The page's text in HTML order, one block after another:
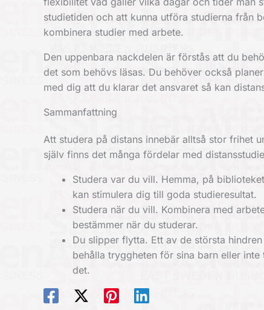
studietiden och att kunna utföra studierna från
kombinera studier med arbete.
Den uppenbara nackdelen är förstås att du
det som behövs läsas. Du behöver också
med dig att du klarar det ansvaret så kan
Sammanfattning
Att studera på distans innebär alltså stor frihet
själv finns det många fördelar med
Studera var du vill. Hemma, på
kan stimulera dig till goda studieresultat.
Studera när du vill. Kombinera med
bestämmer när du studerar.
Du slipper flytta. Ett av de största
behålla tryggheten för sina barn eller
det.